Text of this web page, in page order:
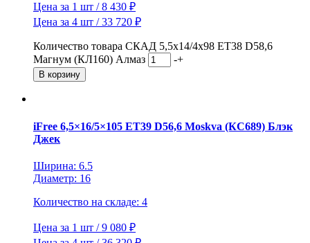
Цена за 1 шт / 8 430 ₽
Цена за 4 шт / 33 720 ₽
Количество товара СКАД 5,5x14/4x98 ET38 D58,6
Магнум (КЛ160) Алмаз
-+
В корзину
iFree 6,5×16/5×105 ET39 D56,6 Moskva (КС689) Блэк
Джек
Ширина: 6.5
Диаметр: 16
Количество на складе: 4
Цена за 1 шт / 9 080 ₽